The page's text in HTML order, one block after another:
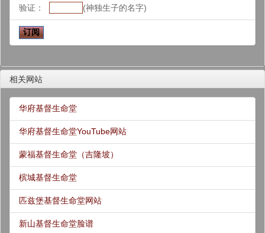
验证： (神独生子的名字)
相关网站
华府基督生命堂
华府基督生命堂YouTube网站
蒙福基督生命堂（吉隆坡）
槟城基督生命堂
匹兹堡基督生命堂网站
新山基督生命堂脸谱